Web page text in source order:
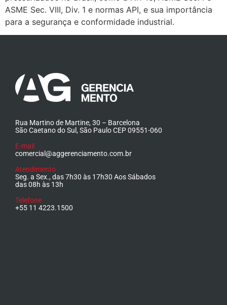
ASME Sec. VIII, Div. 1 e normas API, e sua importância
para a segurança e conformidade industrial.
Rua Martino de Martine, 30 – Barcelona
São Caetano do Sul, São Paulo CEP 09551-060
E-mail
comercial@aggerenciamento.com.br
Atendimento
Seg. a Sex., das 7h30 às 17h30 Aos Sábados
das 08h às 13h
Telefone
+55 11 4223.1500